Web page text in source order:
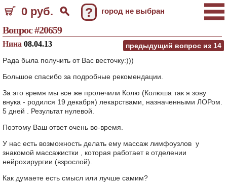
0 руб. ? город не выбран
Вопрос #20659
предыдущий вопрос из 14
Нина 08.04.13
Рада была получить от Вас весточку:)))
Большое спасибо за подробные рекомендации.
За это время мы все же пролечили Колю (Колюша так я зову
внука - родился 19 декабря) лекарствами, назначенными ЛОРом.
5 дней . Результат нулевой.
Поэтому Ваш ответ очень во-время.
У нас есть возможность делать ему массаж лимфоузлов у
знакомой массажистки , которая работает в отделении
нейрохирургии (взрослой).
Как думаете есть смысл или лучше самим?